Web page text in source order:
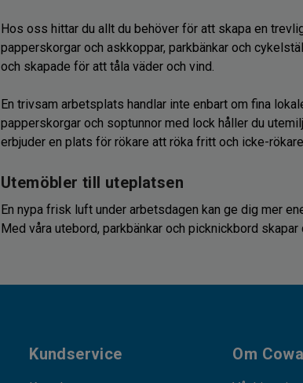
Hos oss hittar du allt du behöver för att skapa en
papperskorgar och askkoppar, parkbänkar och
och skapade för att tåla väder och vind.
En trivsam arbetsplats handlar inte enbart om fina
papperskorgar och soptunnor med lock håller du
erbjuder en plats för rökare att röka fritt och icke-
Utemöbler till uteplatsen
En nypa frisk luft under arbetsdagen kan ge dig mer
Med våra utebord, parkbänkar och picknickbord
Vi har även hopfällbara bänkset som gör det enkelt
Vinterutrustning för årets kalla månader
Kundservice Om